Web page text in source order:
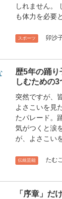
しれません。
も体力を必要
スポーツ 卯沙
歴5年の踊
しむための3
突然ですが、
よさこいを見
たパレード。
気がつくと涙
が、よさこい
伝統芸能 たむこ
「序章」だ